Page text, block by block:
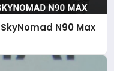
N90 Max